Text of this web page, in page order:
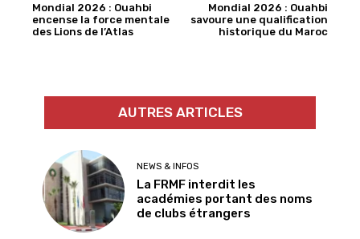
Mondial 2026 : Ouahbi
encense la force mentale
des Lions de l’Atlas
Mondial 2026 : Ouahbi
savoure une qualification
historique du Maroc
AUTRES ARTICLES
NEWS & INFOS
La FRMF interdit les
académies portant des noms
de clubs étrangers